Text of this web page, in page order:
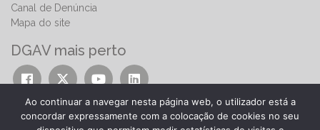
Canal de Denúncia
Mapa do site
DGAV mais perto
Ao continuar a navegar nesta página web, o utilizador está a
concordar expressamente com a colocação de cookies no seu